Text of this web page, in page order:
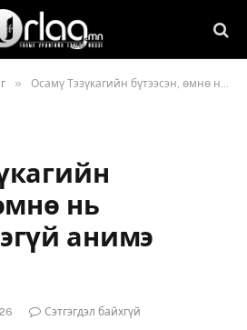
» Осамү Тэзүкагийн бүтээсэн, өмнө нь нийтлэгдээгүй анимэ олджээ
нь
анимэ
Сэтгэгдэл байхгүй